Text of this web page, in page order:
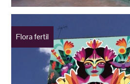
Flora fertil